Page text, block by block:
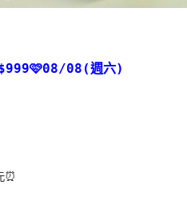
08(週六)
⏰